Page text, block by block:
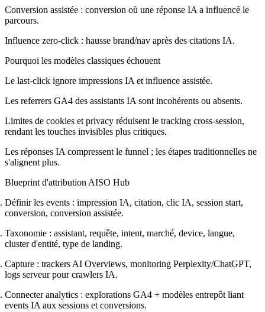
Conversion assistée : conversion où une réponse IA a influencé le
parcours.
Influence zero-click : hausse brand/nav après des citations IA.
Pourquoi les modèles classiques échouent
Le last-click ignore impressions IA et influence assistée.
Les referrers GA4 des assistants IA sont incohérents ou absents.
Limites de cookies et privacy réduisent le tracking cross-session,
rendant les touches invisibles plus critiques.
Les réponses IA compressent le funnel ; les étapes traditionnelles ne
s'alignent plus.
Blueprint d'attribution AISO Hub
Définir les events : impression IA, citation, clic IA, session start,
conversion, conversion assistée.
Taxonomie : assistant, requête, intent, marché, device, langue,
cluster d'entité, type de landing.
Capture : trackers AI Overviews, monitoring Perplexity/ChatGPT,
logs serveur pour crawlers IA.
Connecter analytics : explorations GA4 + modèles entrepôt liant
events IA aux sessions et conversions.